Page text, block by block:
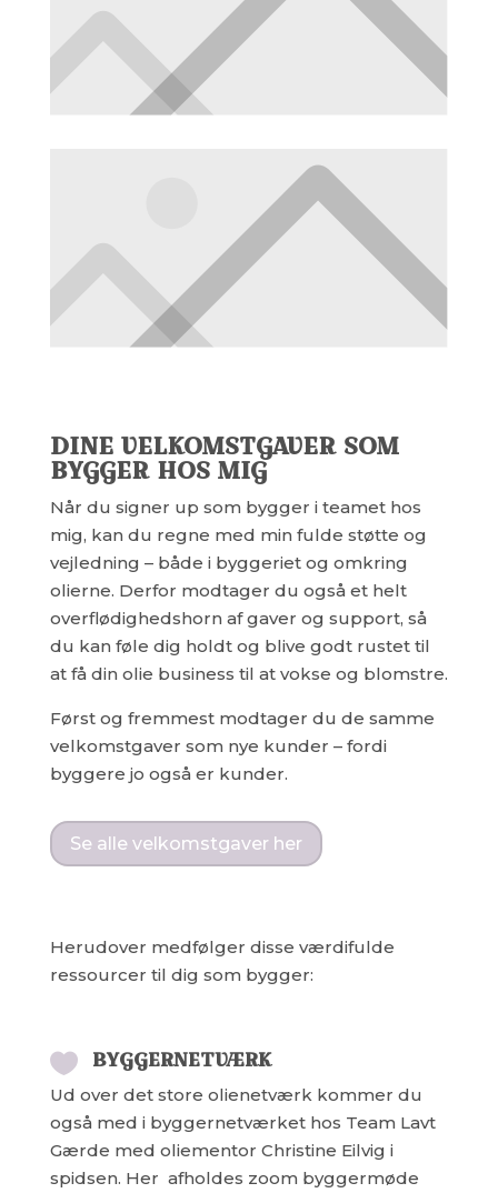
DINE VELKOMSTGAVER SOM
BYGGER HOS MIG
Når du signer up som bygger i teamet hos
mig, kan du regne med min fulde støtte og
vejledning – både i byggeriet og omkring
olierne. Derfor modtager du også et helt
overflødighedshorn af gaver og support, så
du kan føle dig holdt og blive godt rustet til
at få din olie business til at vokse og blomstre.
Først og fremmest modtager du de samme
velkomstgaver som nye kunder – fordi
byggere jo også er kunder.
Se alle velkomstgaver her
Herudover medfølger disse værdifulde
ressourcer til dig som bygger:
 BYGGERNETVÆRK
Ud over det store olienetværk kommer du
også med i byggernetværket hos Team Lavt
Gærde med oliementor Christine Eilvig i
spidsen. Her afholdes zoom byggermøde